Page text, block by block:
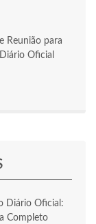
Reunião para
Oficial
Diário Oficial:
Completo